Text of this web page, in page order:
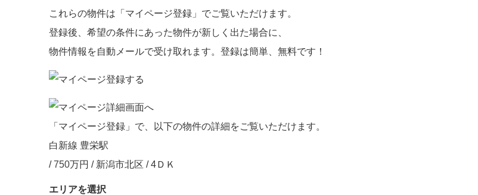
これらの物件は「マイページ登録」でご覧いただけます。
登録後、希望の条件にあった物件が新しく出た場合に、
物件情報を自動メールで受け取れます。登録は簡単、無料です！
「マイページ登録」で、以下の物件の詳細をご覧いただけます。
白新線 豊栄駅
/750万円 / 新潟市北区 / 4ＤＫ
エリアを選択